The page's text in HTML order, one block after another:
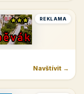
REKLAMA
Navštívit →